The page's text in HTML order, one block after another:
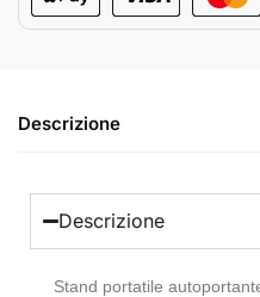
Descrizione
Descrizione
Stand portatile